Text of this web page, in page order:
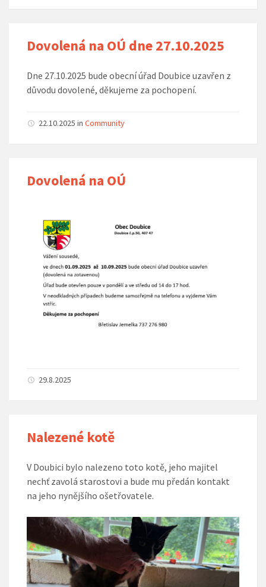
Dovolená na OÚ dne 27.10.2025
Dne 27.10.2025 bude obecní úřad Doubice uzavřen z
důvodu dovolené, děkujeme za pochopení.
22.10.2025 in Community
Dovolená na OÚ
29.8.2025
Nalezené kotě
V Doubici bylo nalezeno toto kotě, jeho majitel
nechť zavolá starostovi a bude mu předán kontakt
na jeho nynějšího ošetřovatele.